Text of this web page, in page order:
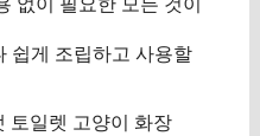
없이 필요한 모든 것이
쉽게 조립하고 사용할
토일렛 고양이 화장